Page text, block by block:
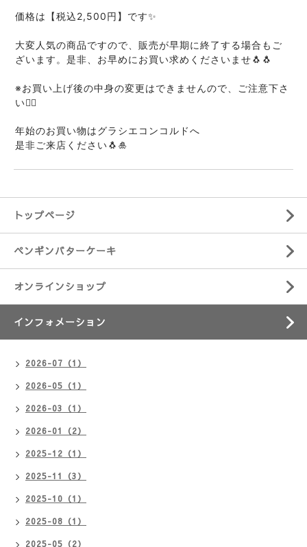
価格は 【税込2,500円】です✨
大変人気の商品ですので、販売が早期に終了する場合もご
ざいます。是非、お早めにお買い求めくださいませ🐧🐧
※お買い上げ後の中身の変更はできませんので、ご注意下さ
い🙇‍♂️
年始のお買い物はグラシエコンコルドへ
是非ご来店ください🐧🎍
トップページ
ペンギンバターケーキ
オンラインショップ
インフォメーション
2026-07（1）
2026-05（1）
2026-03（1）
2026-01（2）
2025-12（1）
2025-11（3）
2025-10（1）
2025-08（1）
2025-05（2）